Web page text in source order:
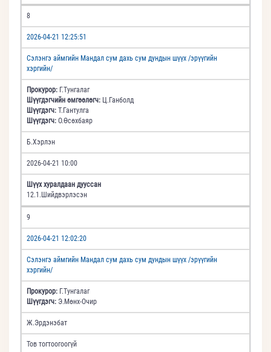
8
2026-04-21 12:25:51
Сэлэнгэ аймгийн Мандал сум дахь сум дундын шүүх /эрүүгийн
хэргийн/
Прокурор: Г.Тунгалаг
Шүүгдэгчийн өмгөөлөгч: Ц.Ганболд
Шүүгдэгч: Т.Гантулга
Шүүгдэгч: О.Өсөхбаяр
Б.Хэрлэн
2026-04-21 10:00
Шүүх хуралдаан дууссан
12.1.Шийдвэрлэсэн
9
2026-04-21 12:02:20
Сэлэнгэ аймгийн Мандал сум дахь сум дундын шүүх /эрүүгийн
хэргийн/
Прокурор: Г.Тунгалаг
Шүүгдэгч: Э.Мөнх-Очир
Ж.Эрдэнэбат
Тов тогтоогоогүй